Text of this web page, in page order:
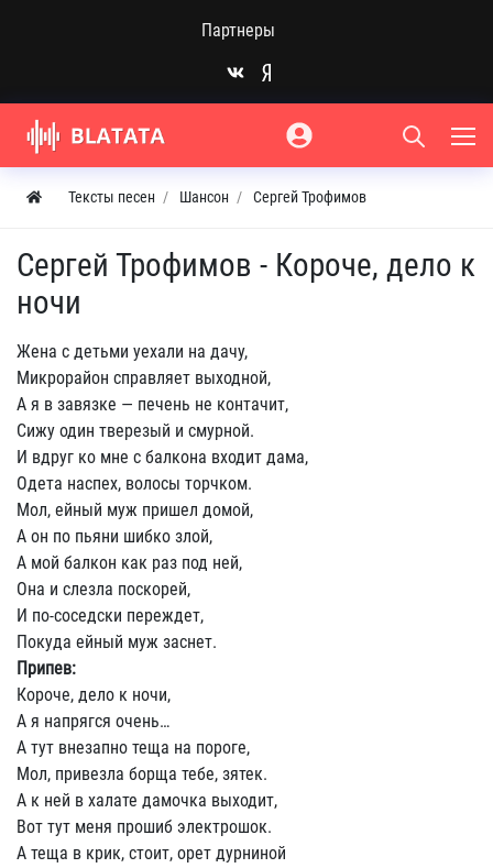
Партнеры
Тексты песен Шансон Сергей Трофимов
Сергей Трофимов - Короче, дело к
ночи
Жена с детьми уехали на дачу,
Микрорайон справляет выходной,
А я в завязке — печень не контачит,
Сижу один тверезый и смурной.
И вдруг ко мне с балкона входит дама,
Одета наспех, волосы торчком.
Мол, ейный муж пришел домой,
А он по пьяни шибко злой,
А мой балкон как раз под ней,
Она и слезла поскорей,
И по-соседски переждет,
Покуда ейный муж заснет.
Припев:
Короче, дело к ночи,
А я напрягся очень…
А тут внезапно теща на пороге,
Мол, привезла борща тебе, зятек.
А к ней в халате дамочка выходит,
Вот тут меня прошиб электрошок.
А теща в крик, стоит, орет дурниной